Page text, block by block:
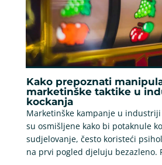
Kako prepoznati
marketinške taktike u
kockanja
Marketinške kampanje u
su osmišljene kako bi potaknule
sudjelovanje, često koristeći
na prvi pogled djeluju bezazleno.